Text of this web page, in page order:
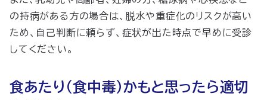
の持病がある方の場合は、脱水や重症化のリスクが高い
ため、自己判断に頼らず、症状が出た時点で早めに受診
してください。
食あたり（食中毒）かもと思ったら適切